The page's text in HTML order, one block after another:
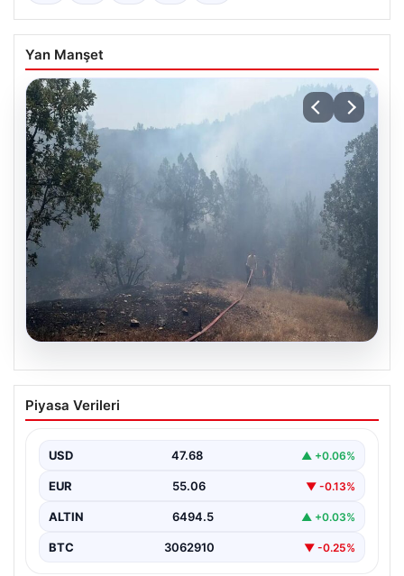
Yan Manşet
06.08.2026
Bursa’daki orman yangını kontrol altında
Piyasa Verileri
USD 47.68 ▲ +0.06%
EUR 55.06 ▼ -0.13%
ALTIN 6494.5 ▲ +0.03%
BTC 3062910 ▼ -0.25%